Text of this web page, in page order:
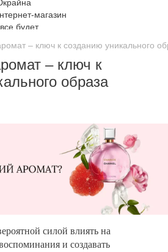
– ключ к созданию уникального
– ключ к
образа
силой влиять на
и создавать